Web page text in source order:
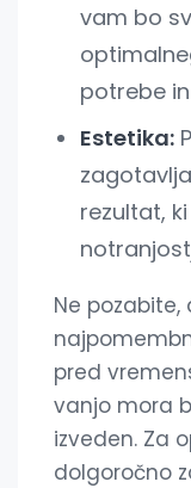
vam bo
potrebe
Estetika:
rezultat,
Ne
pred
vanjo mora
izveden. Za
dolgoročno